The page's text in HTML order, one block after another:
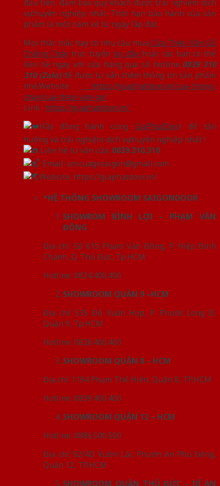
đầu tiên, đảm bảo quý khách được trải nghiệm dịch
vụ chuyên nghiệp nhất. Thời hạn bảo hành của sản
phẩm là một năm kể từ ngày lắp đặt.
Mọi thắc mắc hay có nhu cầu mua Cửa Thép Vân Gỗ
Chống Cháytrực tuyến tại đây hoặc các bạn có thể
liên hệ ngay với cửa hàng qua số hotline 0839 310
310 (Zalo) để được tư vấn thêm thông tin sản phẩm
nhé.Website : https://giaphatdoor.vn/cua-chong-
chay/cua-thep-van-go/
Link : https://giaphatdoor.vn/
Hãy đồng hành cùng GiaPhatDoor để tận
hưởng và trải nghiệm dịch vụ chuyên nghiệp nhất !
Liên hệ tư vấn cửa: 0839.310.310
Email: sm.cuagosaigon@gmail.com
Website: https://giaphatdoor.vn/
*HỆ THỐNG SHOWROOM SAIGONDOOR
SHOWROM BÌNH LỢI – PHẠM VĂN
ĐỒNG
Địa chỉ: Số 615 Phạm Văn Đồng, P. Hiệp Bình
Chánh, Q. Thủ Đức, Tp.HCM
Hotline: 0824.400.400
SHOWROOM QUẬN 9 –HCM
Địa chỉ: 535 Đỗ Xuân Hợp, P. Phước Long B,
Quận 9, Tp.HCM
Hotline: 0828.400.400
SHOWROOM QUẬN 8 – HCM
Địa chỉ: 1194 Phạm Thế Hiển, Quận 8, TP.HCM
Hotline: 0899.400.400
SHOWROOM QUẬN 12 – HCM
Hotline: 0886.500.500
Địa chỉ: 92/4D Vườn Lài, Phườn An Phú Đông,
Quận 12, TP.HCM
SHOWROOM QUẬN THỦ ĐỨC – DĨ AN